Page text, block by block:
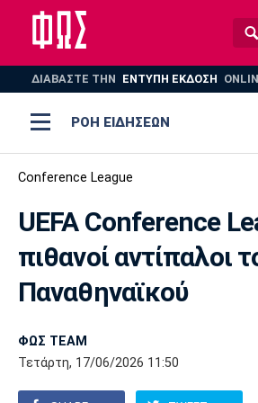
ΔΙΑΒΑΣΤΕ THN ΕΝΤΥΠΗ ΕΚΔΟΣΗ
ΡΟΗ ΕΙΔΗΣΕΩΝ
ΠΟΔΟΣΦΑΙΡΟ
AUTO-MOTO PLUS
Ποδόσφαιρο
Super League 1
Super League 2
Ελλάδα
Μπάσκετ
Ελλάδα
EuroLeague
Ολυμπιακοί Αγώνες
Πόλο
Ολυμπιακός ΑΕΚ
Παναθηναϊκός Ατρόμητος
Conference League
UEFA Conference
πιθανοί αντίπαλοι
Παναθηναϊκού
ΦΩΣ TEAM
Τετάρτη, 17/06/2026 11:50